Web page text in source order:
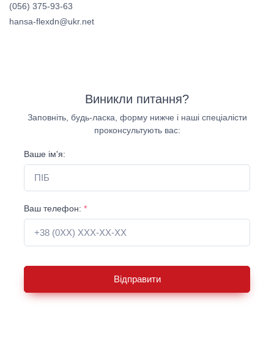
(056) 375-93-63
hansa-flexdn@ukr.net
Виникли питання?
Заповніть, будь-ласка, форму нижче і наші спеціалісти
проконсультують вас:
Ваше ім'я:
Ваш телефон: *
Відправити